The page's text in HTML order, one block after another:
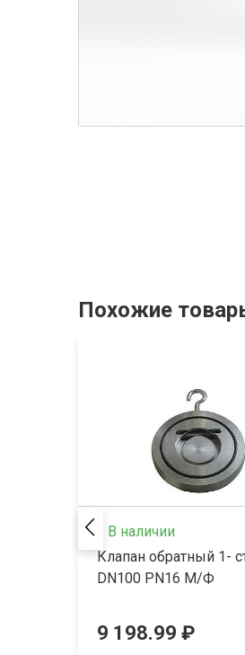
Похожие
В наличии
Клапан обратный 1-
DN100 PN16 М/Ф
9 198.99 ₽